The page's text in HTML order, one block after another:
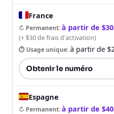
France
↻ Permanent:à partir de
(+ $30 de frais d'activation)
⏱ Usage unique:à partir de
Obtenir le numéro
Espagne
↻ Permanent:à partir de